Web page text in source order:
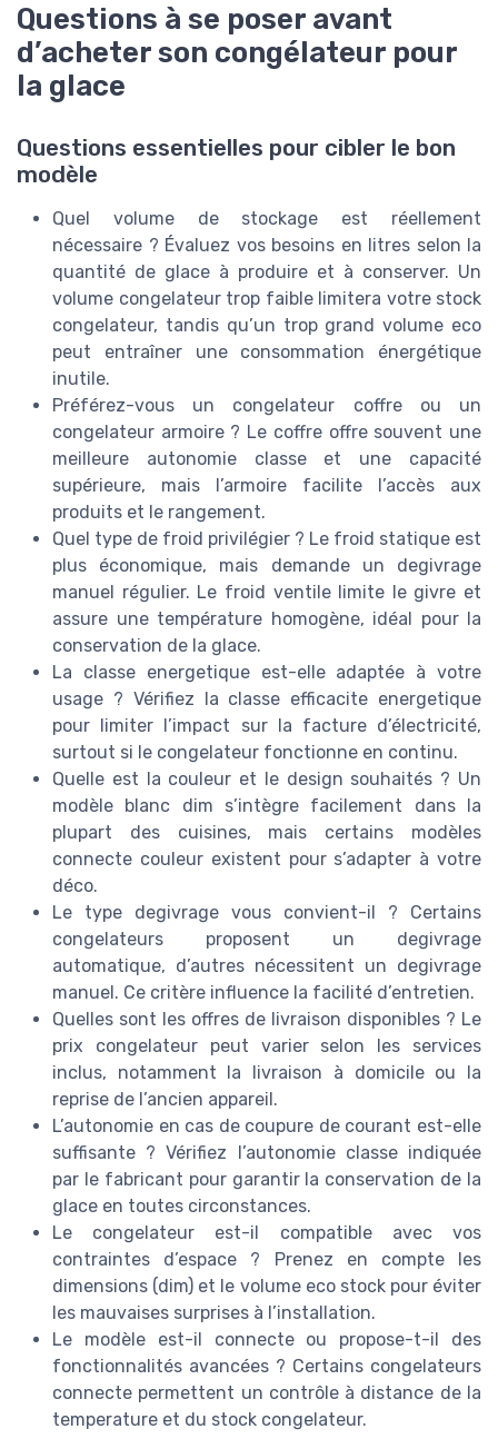
Questions à se poser avant
d’acheter son congélateur pour
la glace
Questions essentielles pour cibler le bon
modèle
Quel volume de stockage est réellement
nécessaire ? Évaluez vos besoins en litres selon la
quantité de glace à produire et à conserver. Un
volume congelateur trop faible limitera votre stock
congelateur, tandis qu’un trop grand volume eco
peut entraîner une consommation énergétique
inutile.
Préférez-vous un congelateur coffre ou un
congelateur armoire ? Le coffre offre souvent une
meilleure autonomie classe et une capacité
supérieure, mais l’armoire facilite l’accès aux
produits et le rangement.
Quel type de froid privilégier ? Le froid statique est
plus économique, mais demande un degivrage
manuel régulier. Le froid ventile limite le givre et
assure une température homogène, idéal pour la
conservation de la glace.
La classe energetique est-elle adaptée à votre
usage ? Vérifiez la classe efficacite energetique
pour limiter l’impact sur la facture d’électricité,
surtout si le congelateur fonctionne en continu.
Quelle est la couleur et le design souhaités ? Un
modèle blanc dim s’intègre facilement dans la
plupart des cuisines, mais certains modèles
connecte couleur existent pour s’adapter à votre
déco.
Le type degivrage vous convient-il ? Certains
congelateurs proposent un degivrage
automatique, d’autres nécessitent un degivrage
manuel. Ce critère influence la facilité d’entretien.
Quelles sont les offres de livraison disponibles ? Le
prix congelateur peut varier selon les services
inclus, notamment la livraison à domicile ou la
reprise de l’ancien appareil.
L’autonomie en cas de coupure de courant est-elle
suffisante ? Vérifiez l’autonomie classe indiquée
par le fabricant pour garantir la conservation de la
glace en toutes circonstances.
Le congelateur est-il compatible avec vos
contraintes d’espace ? Prenez en compte les
dimensions (dim) et le volume eco stock pour éviter
les mauvaises surprises à l’installation.
Le modèle est-il connecte ou propose-t-il des
fonctionnalités avancées ? Certains congelateurs
connecte permettent un contrôle à distance de la
temperature et du stock congelateur.